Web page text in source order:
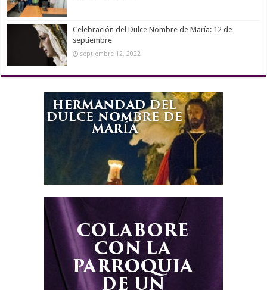
Celebración del Dulce Nombre de María: 12 de
septiembre
septiembre 12, 2022